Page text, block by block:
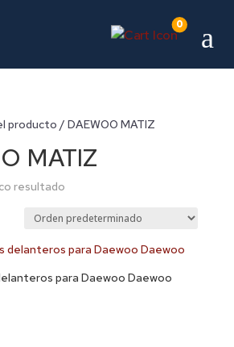
0 a
producto / DAEWOO MATIZ
MATIZ
resultado
para Daewoo Daewoo